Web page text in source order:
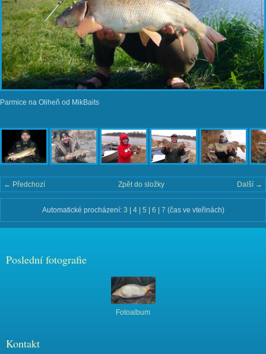
Parmice na Oliheň od MikBaits
← Předchozí Další →
Zpět do složky
Automatické procházení: 3 | 4| 5 | 6 | 7 (čas ve vteřinách)
Poslední fotografie
Fotoalbum
Kontakt